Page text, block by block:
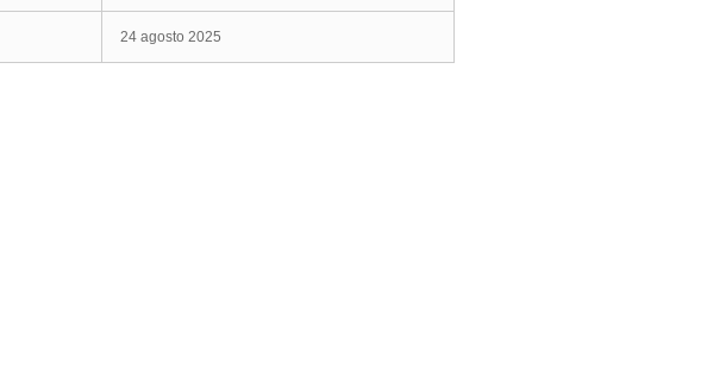
24 agosto 2025